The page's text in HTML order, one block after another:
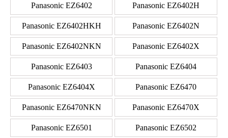
Panasonic EZ6402 Panasonic EZ6402H
Panasonic EZ6402HKH Panasonic EZ6402N
Panasonic EZ6402NKN Panasonic EZ6402X
Panasonic EZ6403 Panasonic EZ6404
Panasonic EZ6404X Panasonic EZ6470
Panasonic EZ6470NKN Panasonic EZ6470X
Panasonic EZ6501 Panasonic EZ6502